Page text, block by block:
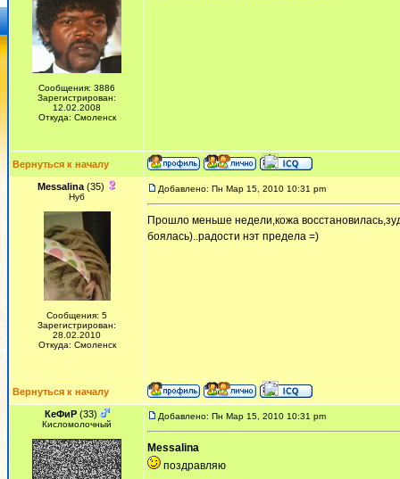
Сообщения: 3886
Зарегистрирован:
12.02.2008
Откуда: Смоленск
Вернуться к началу
Messalina(35)
Нуб
Сообщения: 5
Зарегистрирован:
28.02.2010
Откуда: Смоленск
Добавлено: Пн Мар 15, 2010 10:31 pm
Прошло меньше недели,кожа
боялась)..радости нэт предела =)
Вернуться к началу
КеФиР(33)
Кисломолочный
Добавлено: Пн Мар 15, 2010 10:31 pm
Messalina
поздравляю